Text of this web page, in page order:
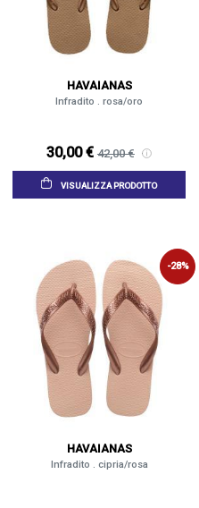
HAVAIANAS
Infradito . rosa/oro
30,00 € 42,00 €
VISUALIZZA PRODOTTO
-28%
HAVAIANAS
Infradito . cipria/rosa